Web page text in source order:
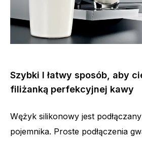
Szybki I łatwy sposób, aby
filiżanką perfekcyjnej kawy
Wężyk silikonowy jest
pojemnika. Proste podłączenia